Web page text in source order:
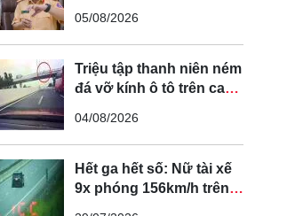
tuyến đường cong, cua,
đèo dốc để tránh tài xế
vượt ẩu
05/08/2026
Triệu tập thanh niên ném
đá vỡ kính ô tô trên cao
04/08/2026
Hết ga hết số: Nữ tài xế
9x phóng 156km/h trên